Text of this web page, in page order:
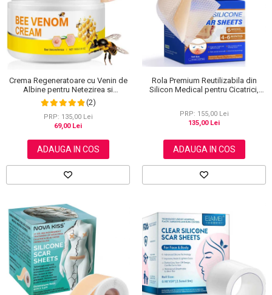
Crema Regeneratoare cu Venin de
Albine pentru Netezirea si
Reinoirea Pielii, 100 g
(2)
PRP: 135,00 Lei
69,00 Lei
ADAUGA IN COS
Rola Premium Reutilizabila din
Silicon Medical pentru Cicatrici,
PRP: 155,00 Lei
135,00 Lei
ADAUGA IN COS